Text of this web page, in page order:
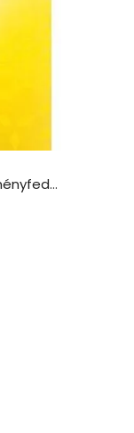
Beíró, A4, kockás, 80 lap, keményfedeles, LEITZ “Wow”, sárga